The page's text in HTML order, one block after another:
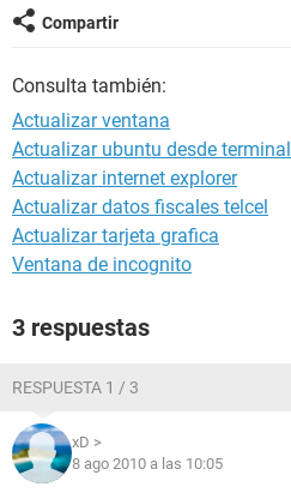
Compartir
Consulta también:
Actualizar ventana
Actualizar ubuntu desde terminal
Actualizar internet explorer
Actualizar datos fiscales telcel
Actualizar tarjeta grafica
Ventana de incognito
3 respuestas
RESPUESTA 1 / 3
xD >
8 ago 2010 a las 10:05